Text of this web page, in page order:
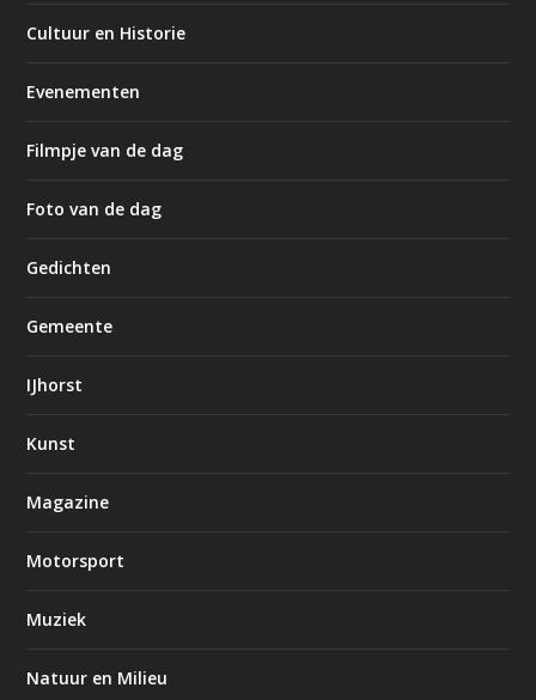
Cultuur en Historie
Evenementen
Filmpje van de dag
Foto van de dag
Gedichten
Gemeente
IJhorst
Kunst
Magazine
Motorsport
Muziek
Natuur en Milieu